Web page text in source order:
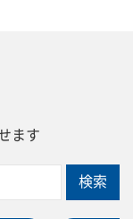
ます
検索